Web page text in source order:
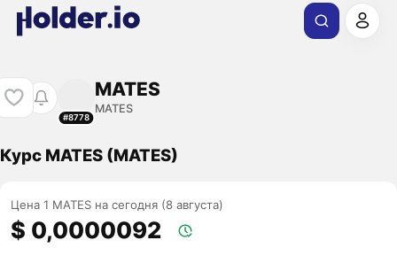
#8778
MATES
MATES
Курс MATES (MATES)
Цена 1 MATES на сегодня (8 августа)
$ 0,0000092